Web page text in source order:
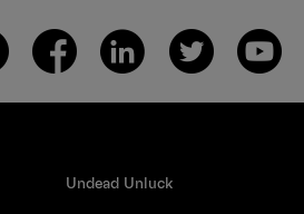
Undead Unluck